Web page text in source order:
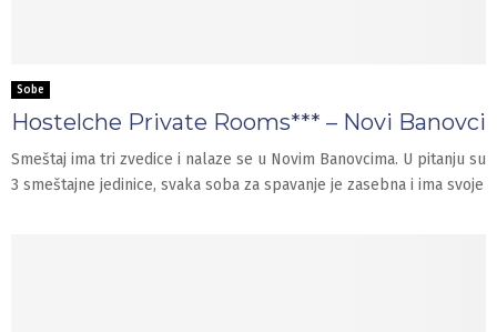
Sobe
Hostelche Private Rooms*** – Novi Banovci
Smeštaj ima tri zvedice i nalaze se u Novim Banovcima. U pitanju su
3 smeštajne jedinice, svaka soba za spavanje je zasebna i ima svoje